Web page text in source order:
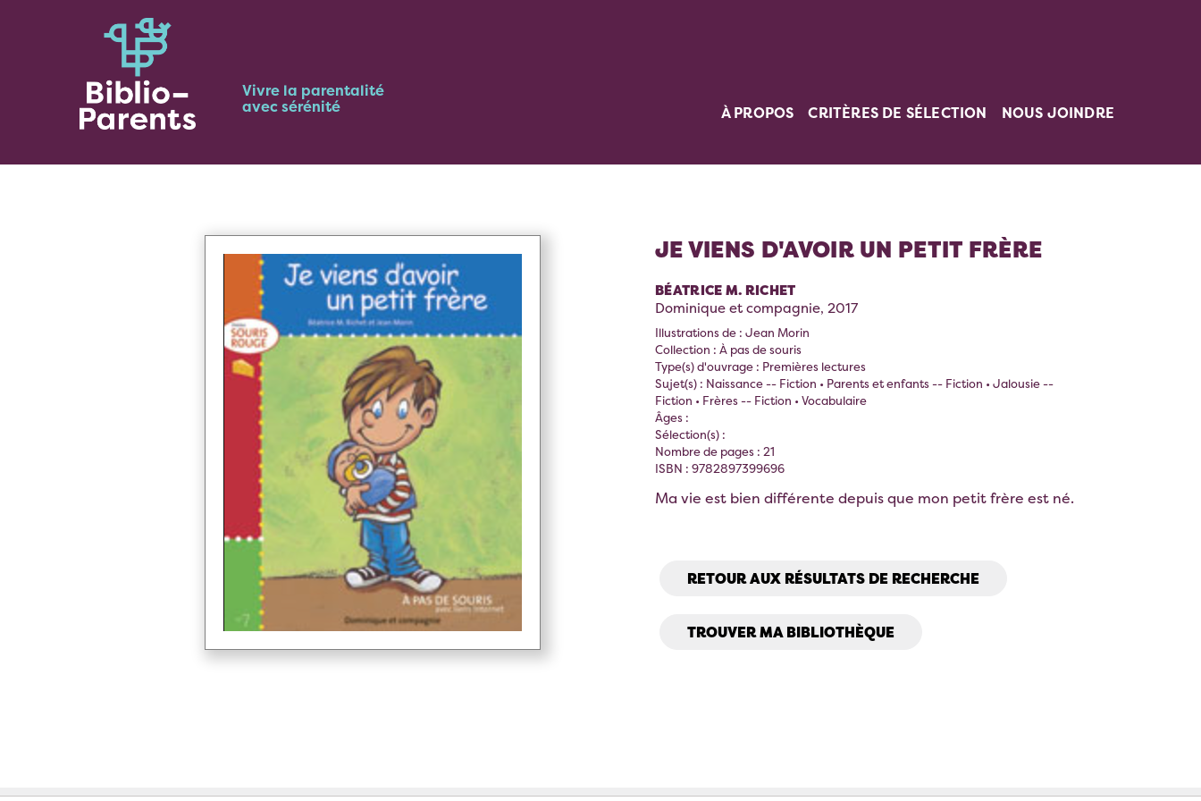
Vivre la parentalité
avec sérénité
À PROPOS CRITÈRES DE SÉLECTION NOUS JOINDRE
JE VIENS D'AVOIR UN PETIT FRÈRE
BÉATRICE M. RICHET
Dominique et compagnie, 2017
Illustrations de : Jean Morin
Collection : À pas de souris
Type(s) d'ouvrage : Premières lectures
Sujet(s) : Naissance -- Fiction • Parents et enfants -- Fiction • Jalousie --
Fiction • Frères -- Fiction • Vocabulaire
Âges :
Sélection(s) :
Nombre de pages : 21
ISBN : 9782897399696
Ma vie est bien différente depuis que mon petit frère est né.
RETOUR AUX RÉSULTATS DE RECHERCHE
TROUVER MA BIBLIOTHÈQUE